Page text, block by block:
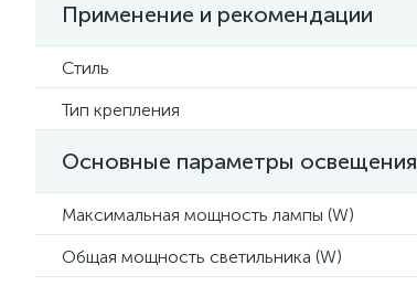
Применение и рекомендации
Стиль
Тип крепления
Основные параметры освещения
Максимальная мощность лампы (W)
Общая мощность светильника (W)